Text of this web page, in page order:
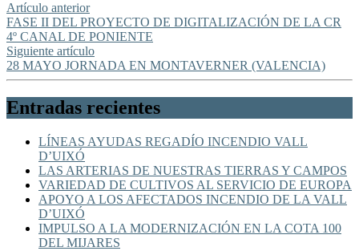
Artículo anterior
FASE II DEL PROYECTO DE DIGITALIZACIÓN DE LA CR
4º CANAL DE PONIENTE
Siguiente artículo
28 MAYO JORNADA EN MONTAVERNER (VALENCIA)
Entradas recientes
LÍNEAS AYUDAS REGADÍO INCENDIO VALL
D’UIXÓ
LAS ARTERIAS DE NUESTRAS TIERRAS Y CAMPOS
VARIEDAD DE CULTIVOS AL SERVICIO DE EUROPA
APOYO A LOS AFECTADOS INCENDIO DE LA VALL
D’UIXÓ
IMPULSO A LA MODERNIZACIÓN EN LA COTA 100
DEL MIJARES